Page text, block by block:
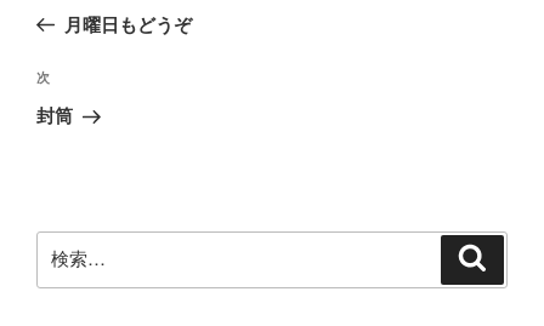
ビ
ゲ
ン
の
稿
月曜日もどうぞ
次
の
次
封筒
索: